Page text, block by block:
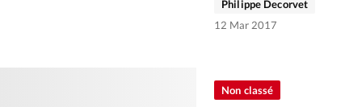
Tour du monde des EglisesPhilippe Decorvet
12 Mar 2017
Non classé